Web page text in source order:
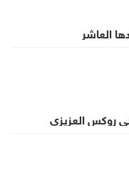
العاشر
روكس العزيزي